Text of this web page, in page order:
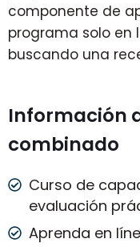
componente de
programa solo en
buscando una
Información
combinado
Curso de
evaluación
Aprenda en